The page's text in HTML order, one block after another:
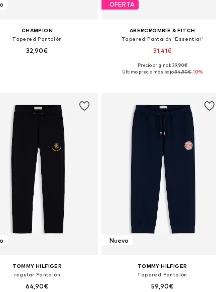
CHAMPION
Tapered Pantalón
32,90€
OFERTA
ABERCROMBIE & FITCH
Tapered Pantalón 'Essential'
31,41€
Disponible en muchas tallas
Precio original: 39,90€
Último precio más bajo:34,90€-10%
TOMMY HILFIGER
regular Pantalón
64,90€
Nuevo
TOMMY HILFIGER
Tapered Pantalón
59,90€